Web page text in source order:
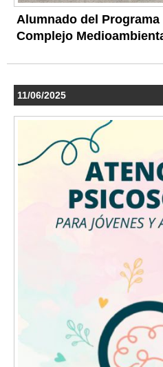
Alumnado del
Complejo
11/06/2025